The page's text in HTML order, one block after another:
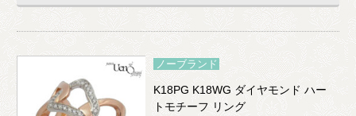
ノーブランド
K18PG K18WG ダイヤモンド ハー
トモチーフ リング